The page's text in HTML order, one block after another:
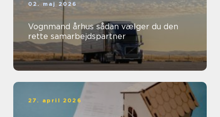
02. maj 2026
Vognmand århus sådan vælger du den
rette samarbejdspartner
27. april 2026